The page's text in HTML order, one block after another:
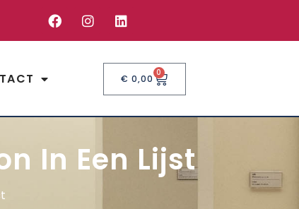
€ 0,00
0
In Een Lijst